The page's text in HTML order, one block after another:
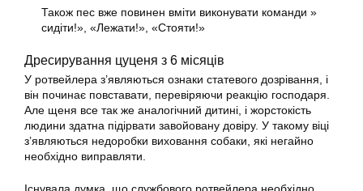
Також пес вже повинен вміти виконувати команди »
сидіти!», «Лежати!», «Стояти!»
Дресирування цуценя з 6 місяців
У ротвейлера з’являються ознаки статевого дозрівання, і
він починає повставати, перевіряючи реакцію господаря.
Але щеня все так же аналогічний дитині, і жорстокість
людини здатна підірвати завойовану довіру. У такому віці
з’являються недоробки виховання собаки, які негайно
необхідно виправляти.